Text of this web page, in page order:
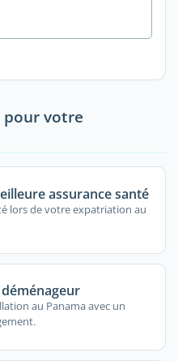
pour votre
assurance santé
lors de votre expatriation au
au Panama avec un